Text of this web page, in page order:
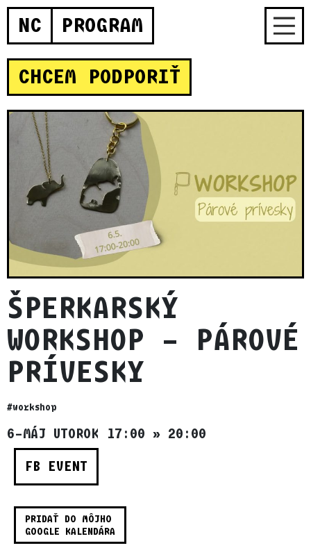
NC PROGRAM
CHCEM PODPORIŤ
ŠPERKARSKÝ
WORKSHOP – PÁROVÉ
PRÍVESKY
#workshop
6–MÁJ UTOROK 17:00 » 20:00
FB EVENT
PRIDAŤ DO MÔJHO
GOOGLE KALENDÁRA